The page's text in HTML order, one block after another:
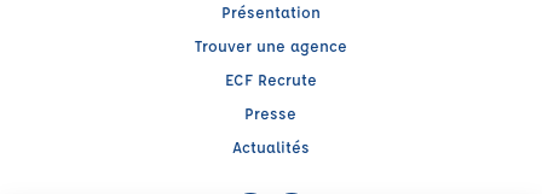
Présentation
Trouver une agence
ECF Recrute
Presse
Actualités